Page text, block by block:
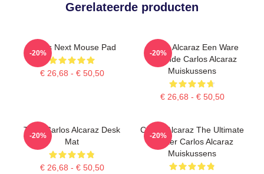
Gerelateerde producten
Carlos Next Mouse Pad
€ 26,68 - € 50,50
-20%
Carlos Alcaraz Een Ware
Legende Carlos Alcaraz
Muiskussens
€ 26,68 - € 50,50
-20%
Tenis Carlos Alcaraz Desk
Mat
€ 26,68 - € 50,50
-20%
Carlos Alcaraz The Ultimate
Fighter Carlos Alcaraz
Muiskussens
-20%